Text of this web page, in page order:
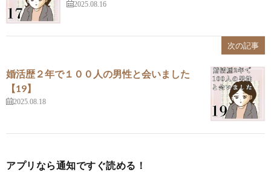
2025.08.16
次の記事
婚活歴２年で１００人の男性と会いました
【19】
2025.08.18
アプリなら通知ですぐ読める！